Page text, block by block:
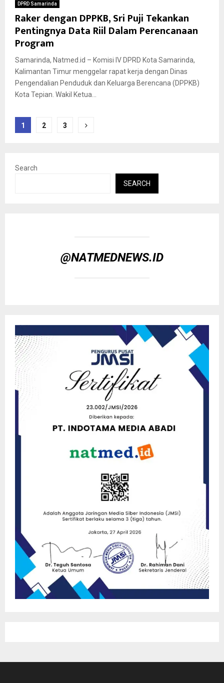
DPRD Samarinda
Raker dengan DPPKB, Sri Puji Tekankan
Pentingnya Data Riil Dalam Perencanaan
Program
Samarinda, Natmed.id – Komisi IV DPRD Kota Samarinda,
Kalimantan Timur menggelar rapat kerja dengan Dinas
Pengendalian Penduduk dan Keluarga Berencana (DPPKB)
Kota Tepian. Wakil Ketua...
Posts
1 2 3
Search
SEARCH
@NATMEDNEWS.ID